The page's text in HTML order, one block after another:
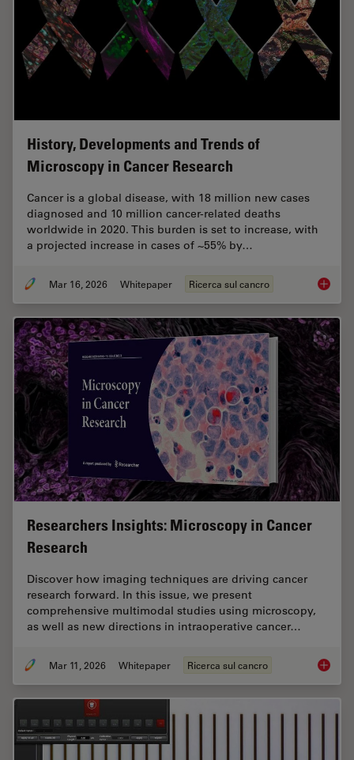
History, Developments and Trends of
Microscopy in Cancer Research
Cancer is a global disease, with 18 million new cases
diagnosed and 10 million cancer-related deaths
worldwide in 2020. This burden is set to increase, with
a projected increase in cases of ~55% by…
Mar 16, 2026 Whitepaper Ricerca sul cancro
Researchers Insights: Microscopy in Cancer
Research
Discover how imaging techniques are driving cancer
research forward. In this issue, we present
comprehensive multimodal studies using microscopy,
as well as new directions in intraoperative cancer…
Mar 11, 2026 Whitepaper Ricerca sul cancro